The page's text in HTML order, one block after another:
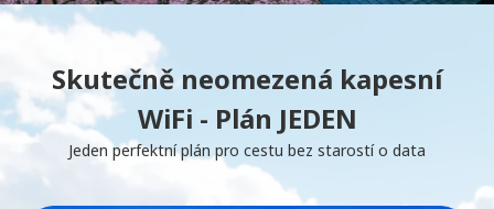
Skutečně neomezená kapesní
WiFi - Plán JEDEN
Jeden perfektní plán pro cestu bez starostí o data